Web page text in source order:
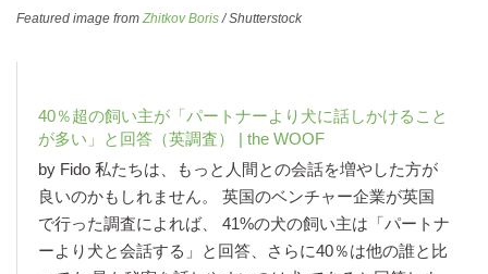
Featured image from Zhitkov Boris/ Shutterstock
40％超の飼い主が「パートナーより犬に話しかけること
が多い」と回答（英調査） | the WOOF
by Fido 私たちは、もっと人間との会話を増やした方が
良いのかもしれません。 英国のベンチャー企業が英国
で行った調査によれば、 41%の犬の飼い主は「パートナ
ーより犬と会話する」と回答、さらに40％は他の誰と比